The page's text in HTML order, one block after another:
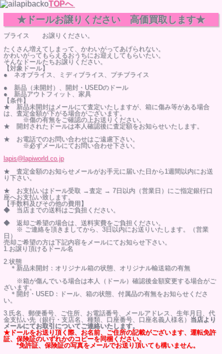
TOPへ
★ドールお譲りください 高価買取します★
ブライス お譲りください。
たくさん増えてしまって、かわいがってあげられない。
かわいがってもらえるおうちにお迎えしてもらいたい。
そんなドールたちお譲りください。
【対象ドール】
● ネオブライス、ミディブライス、プチブライス
● 新品（未開封）、開封・USEDのドール
● 新品アウトフィット、家具
【条件】
★ 新品未開封はメールにて査定いたしますが、箱に傷み等がある場合
は、査定金額が下がる場合がございます。
※傷の有無をご確認の上お送りください。
★ 開封されたドールは本人確認後に査定額をお知らせいたします。
★ お電話でのお問い合わせはご遠慮下さい。
※必ずメールにてお問い合わせ下さい。
lapis@lapiworld.co.jp
★ 査定金額のお知らせメールがお手元に届いた日から1週間以内にお送
り下さい。
★ お支払いはドール受取 →査定 → 7日以内（営業日）にご指定銀行口
座へお支払い致します。
【手数料及びその他の費用】
◆当店までの送料はご負担ください。
◆ 返却ご希望の場合は、送料実費をご負担ください。
※ ご連絡を頂きましてから、3日以内にお送りいたします。（営業
日）
売却ご希望の方は下記内容をメールにてお知らせ下さい。
1.お譲り頂けるドール名
2.状態
＊新品未開封：オリジナル箱の状態、オリジナル輸送箱の有無
※箱が傷んでいる場合は本人（ドール）確認後金額変更する場合がご
ざいます。
＊開封・USED：ドール、箱の状態、付属品の有無をお知らせくださ
い。
3.氏名、郵便番号、ご住所、お電話番号、メールアドレス、生年月日、代
金支払い先（銀行・支店名、種類、口座番号、口座名義人様名） 当店より
メールにてお取引についてご連絡いたします。
★ドールをお送り頂く際、お名前、ご住所の記載がございます、運転免許
証、保険証のいずれかのコピーを同梱ください。
*免許証、保険証の写真をメールでお送り頂いても構いません。